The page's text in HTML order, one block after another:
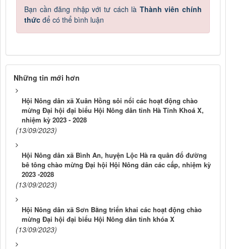
Bạn cần đăng nhập với tư cách là Thành viên chính
thức để có thể bình luận
Những tin mới hơn
Hội Nông dân xã Xuân Hồng sôi nổi các hoạt động chào
mừng Đại hội đại biểu Hội Nông dân tỉnh Hà Tĩnh Khoá X,
nhiệm kỳ 2023 - 2028
(13/09/2023)
Hội Nông dân xã Bình An, huyện Lộc Hà ra quân đổ đường
bê tông chào mừng Đại hội Hội Nông dân các cấp, nhiệm kỳ
2023 -2028
(13/09/2023)
Hội Nông dân xã Sơn Bằng triển khai các hoạt động chào
mừng Đại hội đại biểu Hội Nông dân tỉnh khóa X
(13/09/2023)